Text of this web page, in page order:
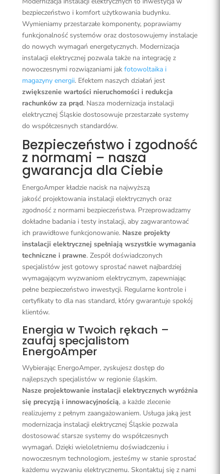
bezpieczeństwo i komfort użytkowania budynku.
Wymieniamy przestarzałe komponenty, poprawiamy
funkcjonalność systemów oraz dostosowujemy instalacje
do nowych wymagań energetycznych. Modernizacja
instalacji elektrycznej pozwala także na integrację z
nowoczesnymi rozwiązaniami jak fotowoltaika i
magazyny energii. Efektem naszych działań jest
zwiększenie wartości nieruchomości i redukcja
rachunków za prąd. Nasza modernizacja instalacji
elektrycznej Śląskie dostosowuje przestarzałe systemy
do współczesnych standardów.
Bezpieczeństwo i zgodność
z normami – nasza
gwarancja dla Ciebie
EnergoAmper kładzie nacisk na najwyższą
jakość projektowania instalacji elektrycznych oraz
zgodność z normami bezpieczeństwa. Przeprowadzamy
dokładne badania i testy instalacji, aby zagwarantować
ich prawidłowe funkcjonowanie.Nasze projekty
instalacji elektrycznej spełniają wszystkie wymagania
techniczne i prawne. Zespół doświadczonych
specjalistów jest gotowy sprostać nawet najbardziej
wymagającym wyzwaniom elektrycznym, zapewniając
pełne bezpieczeństwo inwestycji. Regularne kontrole i
certyfikaty to dla nas standard, który gwarantuje spokój
klientów.
Energia w Twoich rękach –
zaufaj specjalistom
EnergoAmper
Wybierając EnergoAmper, zyskujesz dostęp do
najlepszych specjalistów w regionie śląskim.
Nasze projektowanie instalacji elektrycznych wyróżnia
się precyzją i innowacyjnością, a każde zlecenie
realizujemy z pełnym zaangażowaniem. Usługa jaką jest
modernizacja instalacji elektrycznej Śląskie pozwala
dostosować starsze systemy do współczesnych
wymagań. Dzięki wieloletniemu doświadczeniu i
nowoczesnym technologiom, jesteśmy w stanie sprostać
każdemu wyzwaniu elektrycznemu. Skontaktuj się z nami